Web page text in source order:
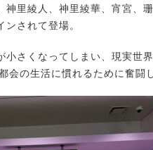
神里綾人、神里綾華、宵宮、
されて登場。
さくなってしまい、現実世
会の生活に慣れるために奮闘